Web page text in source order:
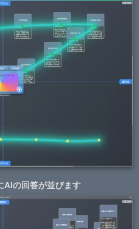
の回答が並びます